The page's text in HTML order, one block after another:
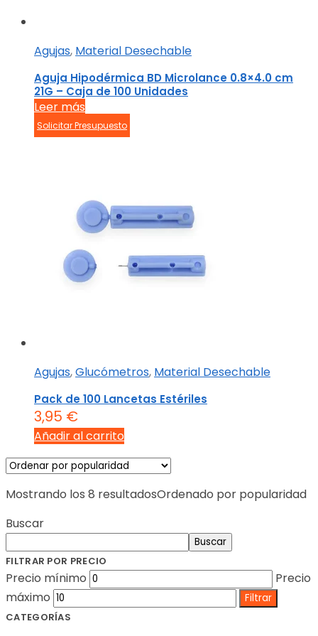
Agujas, Material Desechable
Aguja Hipodérmica BD Microlance 0.8×4.0 cm
21G – Caja de 100 Unidades
Leer más
Solicitar Presupuesto
Agujas,Glucómetros, Material Desechable
Pack de 100 Lancetas Estériles
3,95 €
Añadir al carrito
Mostrando los 8 resultadosOrdenado por popularidad
Buscar
Buscar
FILTRAR POR PRECIO
Precio mínimo
Precio
máximo
Filtrar
CATEGORÍAS